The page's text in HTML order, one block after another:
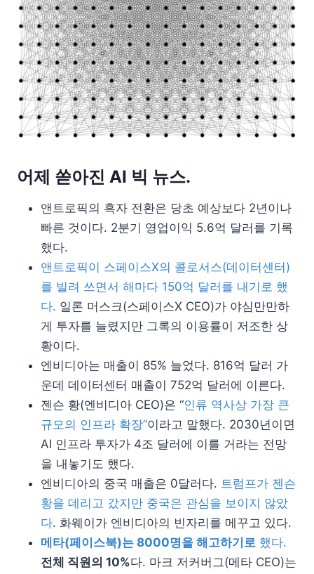
어제 쏟아진 AI 빅 뉴스.
앤트로픽의 흑자 전환은 당초 예상보다 2년이나
빠른 것이다. 2분기 영업이익 5.6억 달러를 기록
했다.
앤트로픽이 스페이스X의 콜로서스(데이터센터)
를 빌려 쓰면서 해마다 150억 달러를 내기로 했
다. 일론 머스크(스페이스X CEO)가 야심만만하
게 투자를 늘렸지만 그록의 이용률이 저조한 상
황이다.
엔비디아는 매출이 85% 늘었다. 816억 달러 가
운데 데이터센터 매출이 752억 달러에 이른다.
젠슨 황(엔비디아 CEO)은 “인류 역사상 가장 큰
규모의 인프라 확장”이라고 말했다. 2030년이면
AI 인프라 투자가 4조 달러에 이를 거라는 전망
을 내놓기도 했다.
엔비디아의 중국 매출은 0달러다. 트럼프가 젠슨
황을 데리고 갔지만 중국은 관심을 보이지 않았
다. 화웨이가 엔비디아의 빈자리를 메꾸고 있다.
메타(페이스북)는 8000명을 해고하기로 했다.
전체 직원의 10%다. 마크 저커버그(메타 CEO)는